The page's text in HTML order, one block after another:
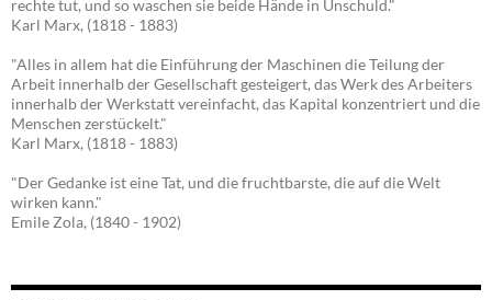
rechte tut, und so waschen sie beide Hände in Unschuld."
Karl Marx, (1818 - 1883)
"Alles in allem hat die Einführung der Maschinen die Teilung der
Arbeit innerhalb der Gesellschaft gesteigert, das Werk des Arbeiters
innerhalb der Werkstatt vereinfacht, das Kapital konzentriert und die
Menschen zerstückelt."
Karl Marx, (1818 - 1883)
"Der Gedanke ist eine Tat, und die fruchtbarste, die auf die Welt
wirken kann."
Emile Zola, (1840 - 1902)